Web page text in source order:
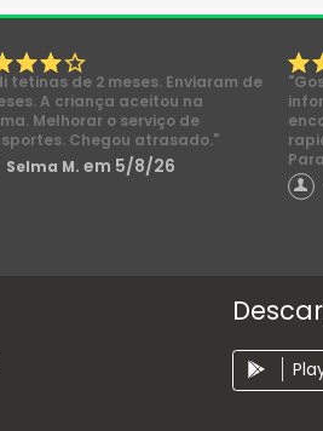
tetinas de 2 meses. Enviaram de
A criança aceitou na
Melhorar o serviço de
Chegou atrasado."
Selma M.em 5/8/26